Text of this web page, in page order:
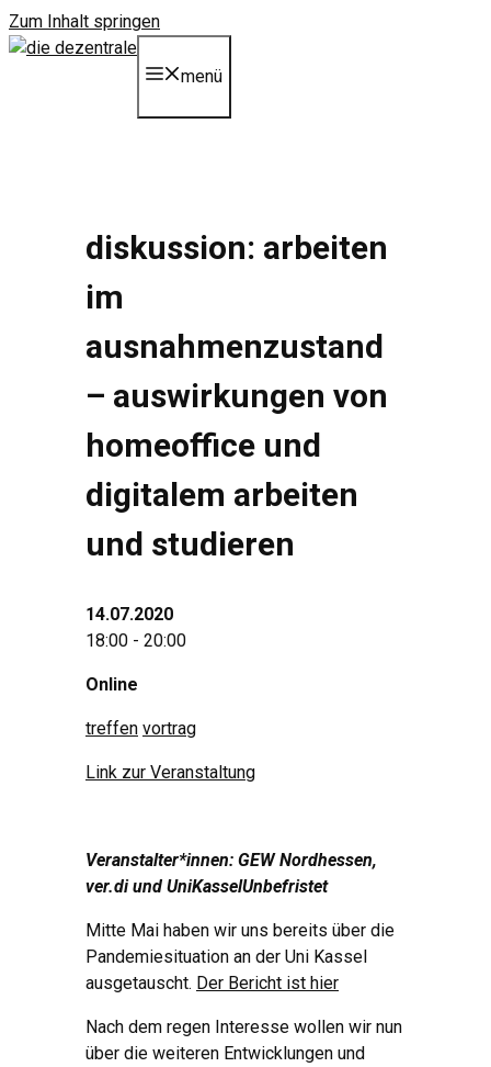
Zum Inhalt springen
menü
diskussion: arbeiten
im
ausnahmenzustand
– auswirkungen von
homeoffice und
digitalem arbeiten
und studieren
14.07.2020
18:00 - 20:00
Online
treffen vortrag
Link zur Veranstaltung
Veranstalter*innen: GEW Nordhessen,
ver.di und UniKasselUnbefristet
Mitte Mai haben wir uns bereits über die
Pandemiesituation an der Uni Kassel
ausgetauscht. Der Bericht ist hier
Nach dem regen Interesse wollen wir nun
über die weiteren Entwicklungen und